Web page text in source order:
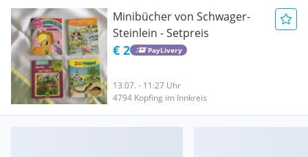
Minibücher von Schwager-
Steinlein - Setpreis
€ 2 PayLivery
13.07. - 11:27 Uhr
4794 Kopfing im Innkreis